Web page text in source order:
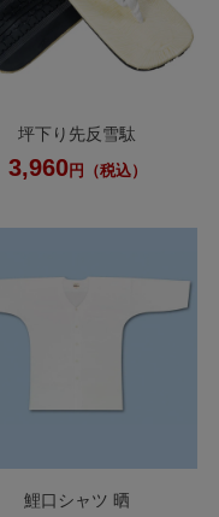
坪下り先反雪駄
3,960円（税込）
鯉口シャツ 晒